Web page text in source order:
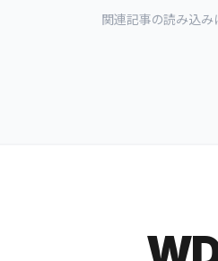
関連記事の読み込み